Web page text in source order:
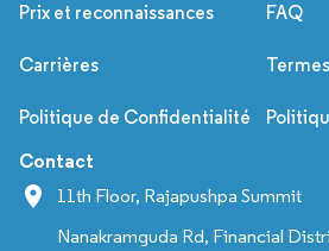
Prix et reconnaissances FAQ
Carrières
Politique de Confidentialité
Contact
11th Floor, Rajapushpa Summit
Nanakramguda Rd, Financial